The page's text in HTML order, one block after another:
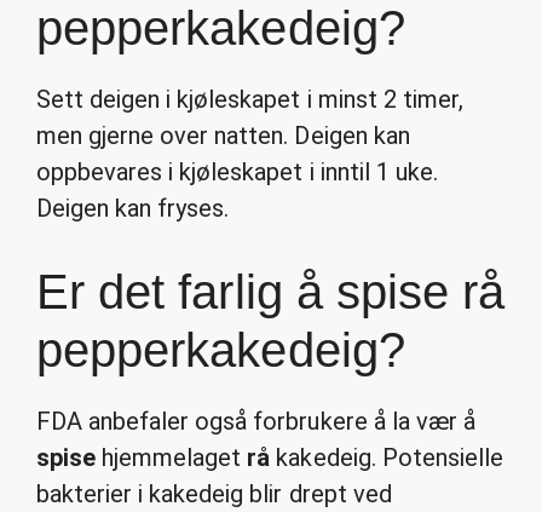
pepperkakedeig?
Sett deigen i kjøleskapet i minst 2 timer,
men gjerne over natten. Deigen kan
oppbevares i kjøleskapet i inntil 1 uke.
Deigen kan fryses.
Er det farlig å spise rå
pepperkakedeig?
FDA anbefaler også forbrukere å la vær å
spise hjemmelaget rå kakedeig. Potensielle
bakterier i kakedeig blir drept ved